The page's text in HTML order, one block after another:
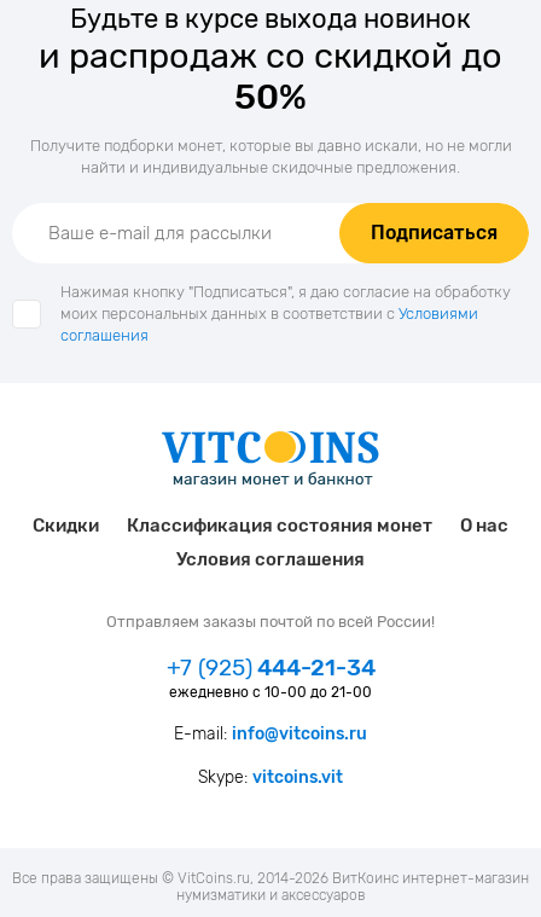
Будьте в курсе выхода новинок
и распродаж со скидкой до
50%
Получите подборки монет, которые вы давно искали, но не могли
найти и индивидуальные скидочные предложения.
Подписаться
Нажимая кнопку "Подписаться", я даю согласие на обработку
моих персональных данных в соответствии с Условиями
соглашения
Скидки Классификация состояния монет
О нас
Условия соглашения
Отправляем заказы почтой по всей России!
+7 (925)444-21-34
ежедневно с 10-00 до 21-00
E-mail: info@vitcoins.ru
Skype: vitcoins.vit
Все права защищены © VitCoins.ru, 2014-2026 ВитКоинс интернет-магазин
нумизматики и аксессуаров